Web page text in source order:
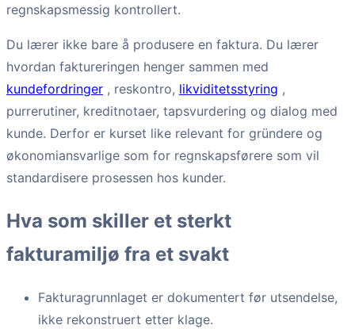
regnskapsmessig kontrollert.
Du lærer ikke bare å produsere en faktura. Du lærer
hvordan faktureringen henger sammen med
kundefordringer , reskontro, likviditetsstyring ,
purrerutiner, kreditnotaer, tapsvurdering og dialog med
kunde. Derfor er kurset like relevant for gründere og
økonomiansvarlige som for regnskapsførere som vil
standardisere prosessen hos kunder.
Hva som skiller et sterkt
fakturamiljø fra et svakt
Fakturagrunnlaget er dokumentert før utsendelse,
ikke rekonstruert etter klage.